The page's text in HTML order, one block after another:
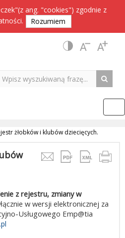
ang. "cookies") zgodnie z
. Rozumiem
żłobków i klubów dziecięcych.
z rejestru, zmiany w
w wersji elektronicznej za
Usługowego Emp@tia